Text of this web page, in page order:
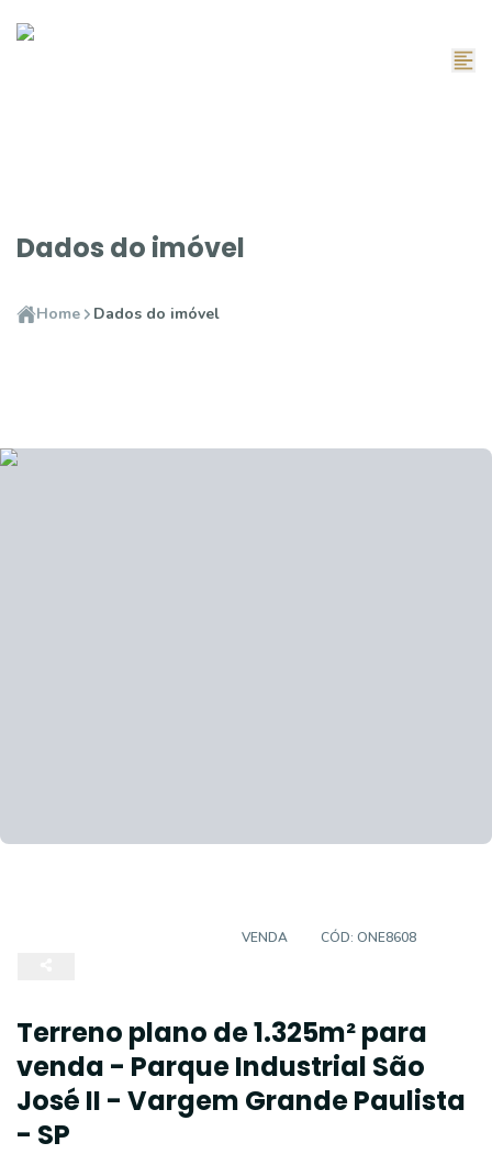
Dados do imóvel
Home Dados do imóvel
VENDA CÓD: ONE8608
Terreno plano de 1.325m² para
venda - Parque Industrial São
José II - Vargem Grande Paulista
- SP